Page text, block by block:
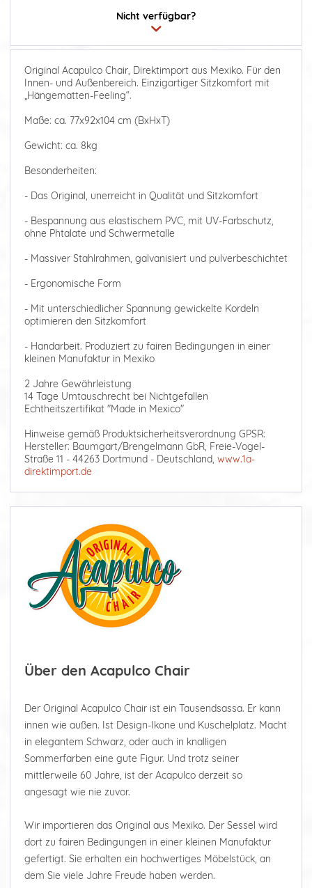
Nicht verfügbar?
Original Acapulco Chair, Direktimport aus Mexiko. Für den
Innen- und Außenbereich. Einzigartiger Sitzkomfort mit
„Hängematten-Feeling“.
Maße: ca. 77x92x104 cm (BxHxT)
Gewicht: ca. 8kg
Besonderheiten:
- Das Original, unerreicht in Qualität und Sitzkomfort
- Bespannung aus elastischem PVC, mit UV-Farbschutz,
ohne Phtalate und Schwermetalle
- Massiver Stahlrahmen, galvanisiert und pulverbeschichtet
- Ergonomische Form
- Mit unterschiedlicher Spannung gewickelte Kordeln
optimieren den Sitzkomfort
- Handarbeit. Produziert zu fairen Bedingungen in einer
kleinen Manufaktur in Mexiko
2 Jahre Gewährleistung
14 Tage Umtauschrecht bei Nichtgefallen
Echtheitszertifikat "Made in Mexico"
Hinweise gemäß Produktsicherheitsverordnung GPSR:
Hersteller: Baumgart/Brengelmann GbR, Freie-Vogel-
Straße 11 - 44263 Dortmund - Deutschland, www.1a-
direktimport.de
Über den Acapulco Chair
Der Original Acapulco Chair ist ein Tausendsassa. Er kann
innen wie außen. Ist Design-Ikone und Kuschelplatz. Macht
in elegantem Schwarz, oder auch in knalligen
Sommerfarben eine gute Figur. Und trotz seiner
mittlerweile 60 Jahre, ist der Acapulco derzeit so
angesagt wie nie zuvor.
Wir importieren das Original aus Mexiko. Der Sessel wird
dort zu fairen Bedingungen in einer kleinen Manufaktur
gefertigt. Sie erhalten ein hochwertiges Möbelstück, an
dem Sie viele Jahre Freude haben werden.